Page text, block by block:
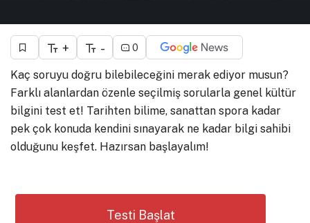
+ - 0
Kaç soruyu doğru bilebileceğini merak ediyor musun?
Farklı alanlardan özenle seçilmiş sorularla genel kültür
bilgini test et! Tarihten bilime, sanattan spora kadar
pek çok konuda kendini sınayarak ne kadar bilgi sahibi
olduğunu keşfet. Hazırsan başlayalım!